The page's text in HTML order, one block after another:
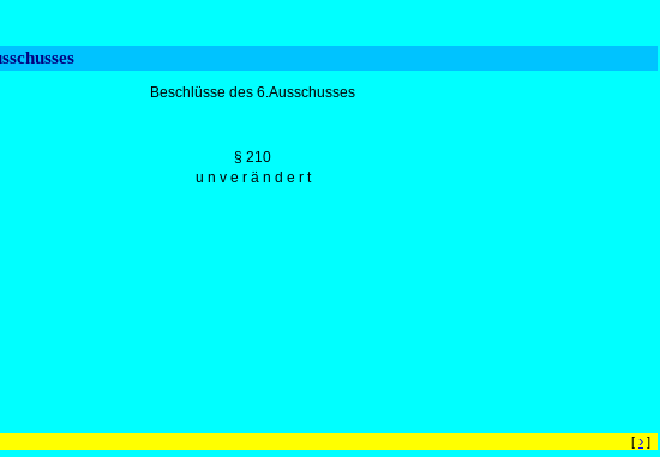
Beschlüsse des 6.Ausschusses
§ 210
u n v e r ä n d e r t
[ › ]